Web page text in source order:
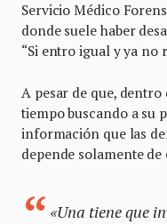
Servicio Médico
donde suele haber
“Si entro igual y ya no
A pesar de que,
tiempo buscando a su
información que las
depende solamente de
«Una tiene que